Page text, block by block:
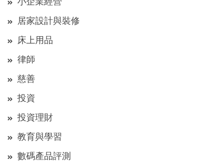
居家設計與裝修
床上用品
律師
慈善
投資
投資理財
教育與學習
數碼產品評測